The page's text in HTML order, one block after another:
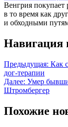
Венгрия покупает
в то время как
и обходными
Навигация
Предыдущая: Как
дог-терапии
Далее: Умер
Штромбергер
Похожие